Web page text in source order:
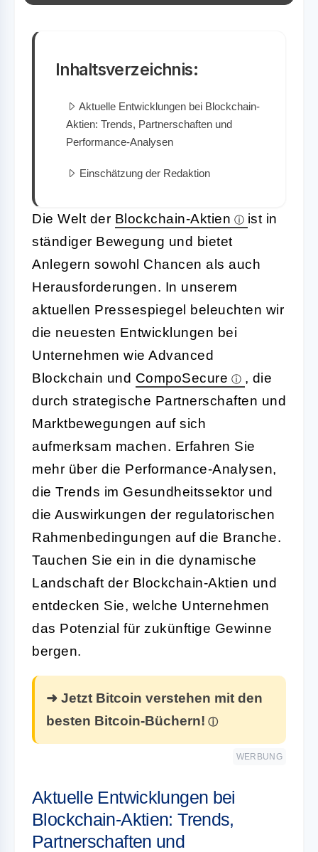
Inhaltsverzeichnis:
Aktuelle Entwicklungen bei Blockchain-
Aktien: Trends, Partnerschaften und
Performance-Analysen
Einschätzung der Redaktion
Die Welt der Blockchain-Aktien
ist in
ständiger Bewegung und bietet
Anlegern sowohl Chancen als auch
Herausforderungen. In unserem
aktuellen Pressespiegel beleuchten wir
die neuesten Entwicklungen bei
Unternehmen wie Advanced
Blockchain und CompoSecure
, die
durch strategische Partnerschaften und
Marktbewegungen auf sich
aufmerksam machen. Erfahren Sie
mehr über die Performance-Analysen,
die Trends im Gesundheitssektor und
die Auswirkungen der regulatorischen
Rahmenbedingungen auf die Branche.
Tauchen Sie ein in die dynamische
Landschaft der Blockchain-Aktien und
entdecken Sie, welche Unternehmen
das Potenzial für zukünftige Gewinne
bergen.
➜ Jetzt Bitcoin verstehen mit den
besten Bitcoin-Büchern!
WERBUNG
Aktuelle Entwicklungen bei
Blockchain-Aktien: Trends,
Partnerschaften und